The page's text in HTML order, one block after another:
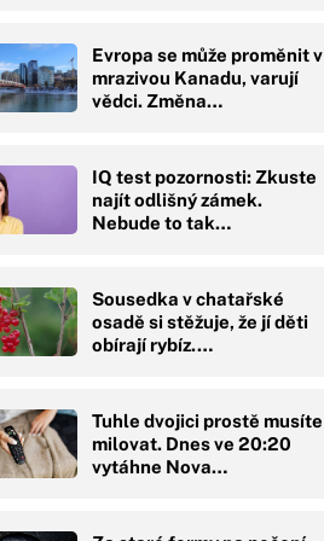
Evropa se může proměnit v
mrazivou Kanadu, varují
vědci. Změna…
IQ test pozornosti: Zkuste
najít odlišný zámek.
Nebude to tak…
Sousedka v chatařské
osadě si stěžuje, že jí děti
obírají rybíz.…
Tuhle dvojici prostě musíte
milovat. Dnes ve 20:20
vytáhne Nova…